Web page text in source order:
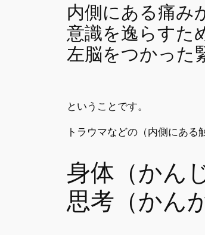
内側にある痛み
意識を逸らすた
左脳をつかった
ということです。
トラウマなどの（内側にあ
身体（かん
思考（かん